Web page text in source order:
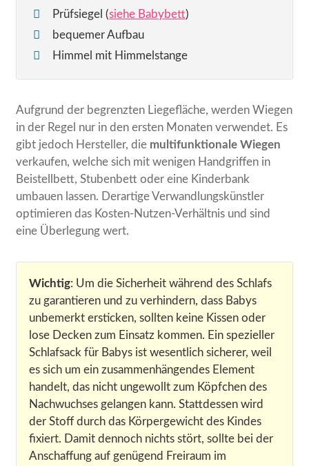
Prüfsiegel (siehe Babybett)
bequemer Aufbau
Himmel mit Himmelstange
Aufgrund der begrenzten Liegefläche, werden Wiegen
in der Regel nur in den ersten Monaten verwendet. Es
gibt jedoch Hersteller, die multifunktionale Wiegen
verkaufen, welche sich mit wenigen Handgriffen in
Beistellbett, Stubenbett oder eine Kinderbank
umbauen lassen. Derartige Verwandlungskünstler
optimieren das Kosten-Nutzen-Verhältnis und sind
eine Überlegung wert.
Wichtig: Um die Sicherheit während des Schlafs
zu garantieren und zu verhindern, dass Babys
unbemerkt ersticken, sollten keine Kissen oder
lose Decken zum Einsatz kommen. Ein spezieller
Schlafsack für Babys ist wesentlich sicherer, weil
es sich um ein zusammenhängendes Element
handelt, das nicht ungewollt zum Köpfchen des
Nachwuchses gelangen kann. Stattdessen wird
der Stoff durch das Körpergewicht des Kindes
fixiert. Damit dennoch nichts stört, sollte bei der
Anschaffung auf genügend Freiraum im